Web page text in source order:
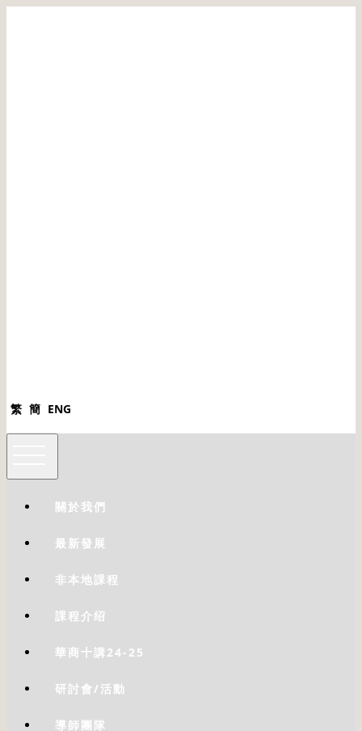
繁 簡 ENG
關於我們
最新發展
非本地課程
課程介绍
華商十講24-25
研討會/活動
導師團隊